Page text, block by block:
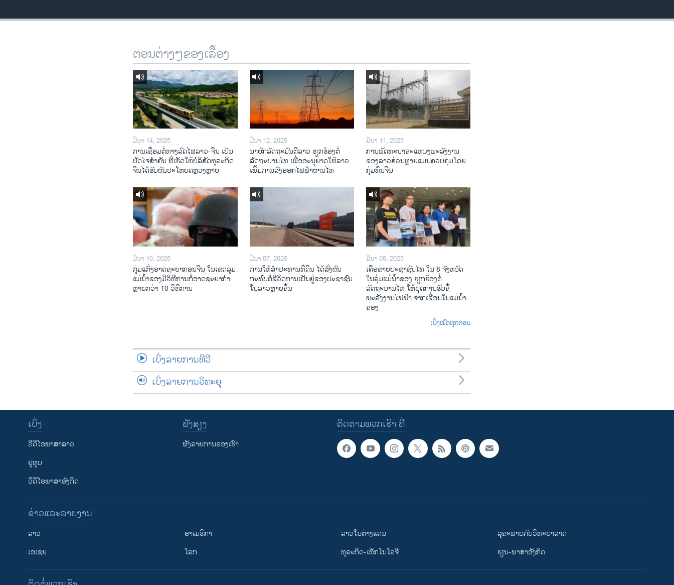
ຕອນຕ່າງໆຂອງເລື້ອງ
ມີນາ 14, 2025
ການເຊື່ອມຕໍ່ທາງລົດໄຟລາວ-ຈີນ ເປັນ
ປັດໄຈສໍາຄັນ ທີ່ເຮັດໃຫ້ບໍລິສັດທຸລະກິດ
ຈີນໄດ້ຮັບຜົນປະໂຫຍດຫຼວງຫຼາຍ
ມີນາ 12, 2025
ນາຍົກລັດຖະມົນຕີລາວ ຮຽກຮ້ອງຕໍ່
ລັດຖະບານໄທ ເພື່ອອະນຸຍາດໃຫ້ລາວ
ເພີ້ມການສົ່ງອອກໄຟຟ້າຜ່ານໄທ
ມີນາ 11, 2025
ການພັດທະນາຂະແຫນງພະລັງງານ
ຂອງລາວສ່ວນຫຼາຍແມ່ນຄວບຄຸມໂດຍ
ກຸ່ມທຶນຈີນ
ມີນາ 10, 2025
ກຸ່ມແກັ່ງອາດຊະຍາກອນຈີນ ໃນເຂດລຸ່ມ
ແມ່ນໍ້າຂອງມີວິທີການກໍ່ອາດຊະຍາກຳ
ຫຼາຍກວ່າ 10 ວິທີການ
ມີນາ 07, 2025
ການໃຫ້ສໍາປະທານທີ່ດິນ ໄດ້ສົ່ງຜົນ
ກະທົບຕໍ່ຊີວິດການເປັນຢູ່ຂອງປະຊາຊົນ
ໃນລາວຫຼາຍຂຶ້ນ
ມີນາ 05, 2025
ເຄືອ​ຂ່າຍ​ປະຊາຊົນໄທ​ ໃນ 8 ຈັງຫວັດ
ໃນ​ລຸ່ມ​ແມ່​ນ້ຳ​ຂອງ ຮຽກຮ້ອງຕໍ່
ລັດຖະບານໄທ ໃຫ້ຢຸດການຮັບຊື້
ພະລັງງານໄຟຟ້າ ຈາກເຂື່ອນໃນແມ່ນ້ຳ
ຂອງ
ເບິ່ງໝົດທຸກຕອນ
ເບິ່ງລາຍການທີວີ
ເບິ່ງລາຍການວິທະຍຸ
ຕິດຕາມພວກເຮົາ ທີ່
ເບິ່ງ
ວີດີໂອພາສາລາວ
ຢູທູບ
ວີດີໂອພາສາອັງກິດ
ຟັງສຽງ
ຟັງລາຍການຂອງເຮົາ
ຂ່າວແລະລາຍງານ
ລາວ
ເອເຊຍ
ອາເມຣິກາ
ໂລກ
ລາວໃນຕ່າງແດນ
ທຸລະກິດ-ເທັກໂນໂລຈີ
ສຸຂະພາບກັບວິທະຍາສາດ
ຮຽນ-ພາສາອັງກິດ